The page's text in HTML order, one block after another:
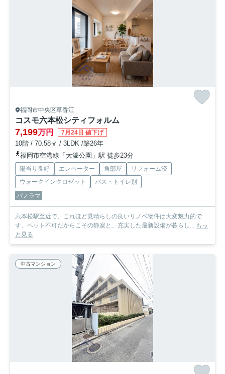
福岡市中央区草香江
コスモ六本松シティフォルム
7,199万円 7月24日 値下げ
10階 / 70.58㎡ / 3LDK /築26年
福岡市空港線「大濠公園」駅 徒歩23分
陽当り良好 エレベーター 角部屋
リフォーム済
ウォークインクロゼット
バス・トイレ別
パノラマ
六本松駅至近で、これほど見晴らしの良いリノベ物件は大変魅力的で
す。ペット不可だからこその静寂と、充実した最新設備が暮らし...
もっ
と見る
中古マンション